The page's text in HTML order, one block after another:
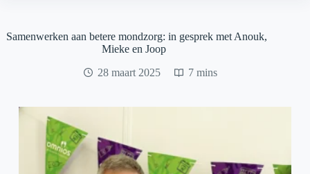
Samenwerken aan betere mondzorg: in gesprek met Anouk,
Mieke en Joop
28 maart 2025
7 mins